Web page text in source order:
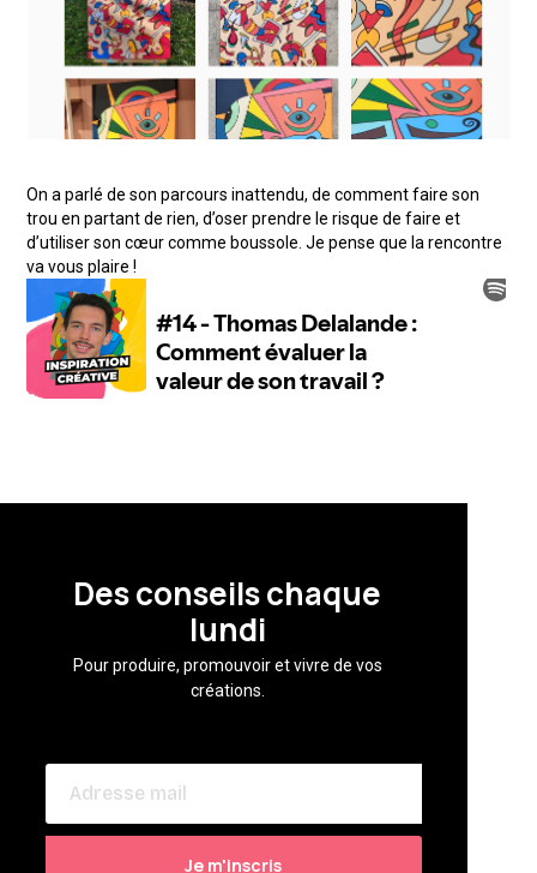
On a parlé de son parcours inattendu, de comment faire son
trou en partant de rien, d’oser prendre le risque de faire et
d’utiliser son cœur comme boussole. Je pense que la rencontre
va vous plaire !
Des conseils chaque
lundi
Pour produire, promouvoir et vivre de vos
créations.